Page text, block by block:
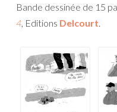
Bande dessinée de 15
4, Editions Delcourt.